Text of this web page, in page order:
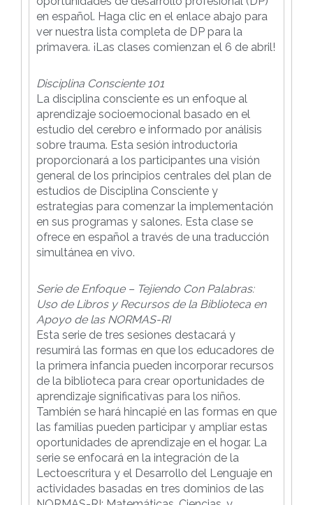
en español. Haga clic en el enlace abajo para
ver nuestra lista completa de DP para la
primavera. ¡Las clases comienzan el 6 de abril!
Disciplina Consciente 101
La disciplina consciente es un enfoque al
aprendizaje socioemocional basado en el
estudio del cerebro e informado por análisis
sobre trauma. Esta sesión introductoria
proporcionará a los participantes una visión
general de los principios centrales del plan de
estudios de Disciplina Consciente y
estrategias para comenzar la implementación
en sus programas y salones. Esta clase se
ofrece en español a través de una traducción
simultánea en vivo.
Serie de Enfoque – Tejiendo Con Palabras:
Uso de Libros y Recursos de la Biblioteca en
Apoyo de las NORMAS-RI
Esta serie de tres sesiones destacará y
resumirá las formas en que los educadores de
la primera infancia pueden incorporar recursos
de la biblioteca para crear oportunidades de
aprendizaje significativas para los niños.
También se hará hincapié en las formas en que
las familias pueden participar y ampliar estas
oportunidades de aprendizaje en el hogar. La
serie se enfocará en la integración de la
Lectoescritura y el Desarrollo del Lenguaje en
actividades basadas en tres dominios de las